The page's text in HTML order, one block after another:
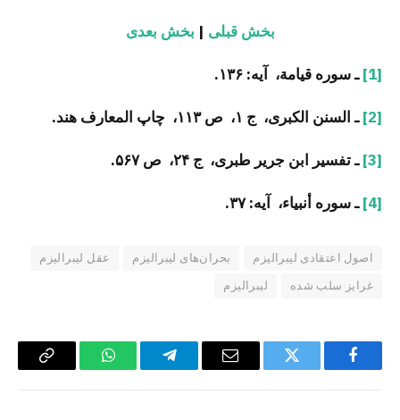
بخش قبلی | بخش بعدی
[1] ـ سوره قیامة، آیه: ۱۳۶.
[2] ـ السنن الکبری، ج ۱، ص ۱۱۳، چاپ المعارف هند.
[3] ـ تفسیر ابن جریر طبری، ج ۲۴، ص ۵۶۷.
[4] ـ سوره أنبیاء، آیه: ۳۷.
اصول اعتقادی لیبرالیزم بحران‌های لیبرالیزم
عقل لیبرالیزم
غرایز سلب شده
لیبرالیزم
Facebook
Twitter
Email
Telegram
WhatsApp
Copy